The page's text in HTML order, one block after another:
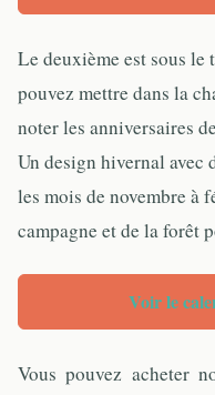
Le deuxième est sous le
pouvez mettre dans la
noter les anniversaires
Un design hivernal avec
les mois de novembre à
campagne et de la forêt
Voir le
Vous pouvez acheter